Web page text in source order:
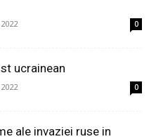
0
ucrainean
0
ale invaziei ruse in